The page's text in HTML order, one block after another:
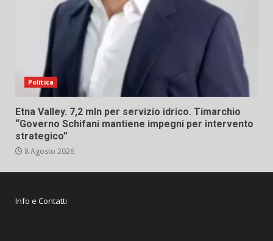
Politica
Etna Valley. 7,2 mln per servizio idrico. Timarchio
“Governo Schifani mantiene impegni per intervento
strategico”
8 Agosto 2026
Info e Contatti